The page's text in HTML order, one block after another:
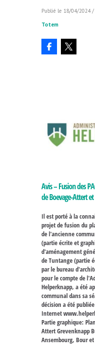
18/04/2024/
Totem
Avis – Fusion des
de Boevage-Attert
Il est porté à la
projet de fusion du
de l'ancienne
(partie écrite et
d'aménagement
de Tuntange (partie
par le bureau
pour le compte de
Helperknapp, a été
communal dans sa
décision a été
Internet
Partie graphique:
Attert Grevenknapp
Ansembourg, Bour